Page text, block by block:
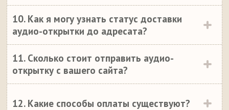
10. Как я могу узнать статус доставки
аудио-открытки до адресата?
11. Сколько стоит отправить аудио-
открытку с вашего сайта?
12. Какие способы оплаты существуют?